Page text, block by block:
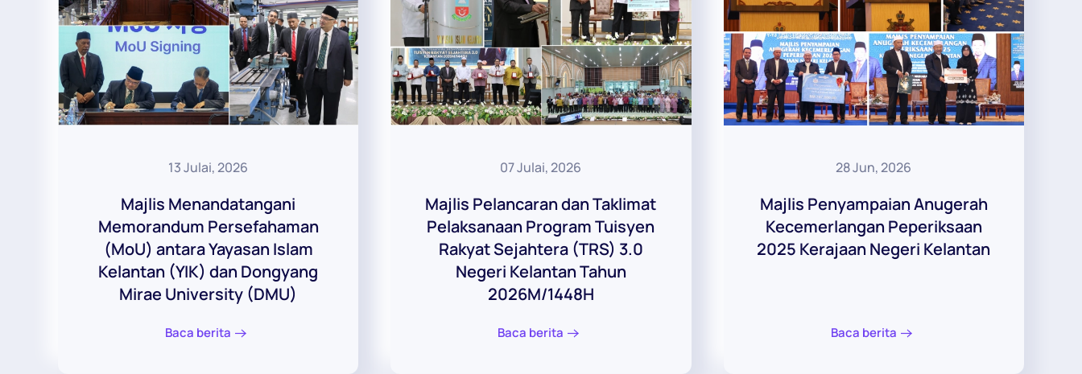
13 Julai, 2026
Majlis Menandatangani
Memorandum Persefahaman
(MoU) antara Yayasan Islam
Kelantan (YIK) dan Dongyang
Mirae University (DMU)
Baca berita
07 Julai, 2026
Majlis Pelancaran dan Taklimat
Pelaksanaan Program Tuisyen
Rakyat Sejahtera (TRS) 3.0
Negeri Kelantan Tahun
2026M/1448H
Baca berita
28 Jun, 2026
Majlis Penyampaian Anugerah
Kecemerlangan Peperiksaan
2025 Kerajaan Negeri Kelantan
Baca berita